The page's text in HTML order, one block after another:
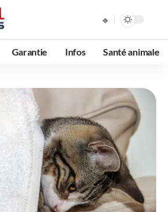
Garantie Infos Santé animale